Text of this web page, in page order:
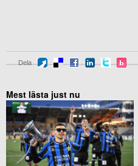
Dela
Mest lästa just nu